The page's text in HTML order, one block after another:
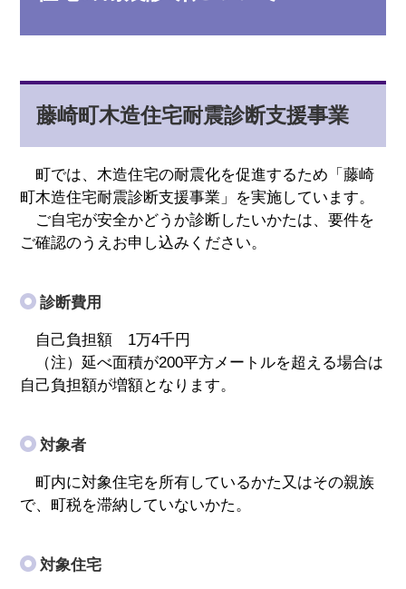
藤崎町木造住宅耐震診断支援事業
町では、木造住宅の耐震化を促進するため「藤崎
町木造住宅耐震診断支援事業」を実施しています。
ご自宅が安全かどうか診断したいかたは、要件を
ご確認のうえお申し込みください。
診断費用
自己負担額 1万4千円
（注）延べ面積が200平方メートルを超える場合は
自己負担額が増額となります。
対象者
町内に対象住宅を所有しているかた又はその親族
で、町税を滞納していないかた。
対象住宅